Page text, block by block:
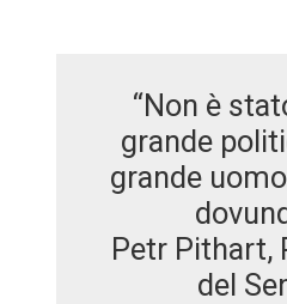
“Non è
grande
grande
Petr Pithart,
del